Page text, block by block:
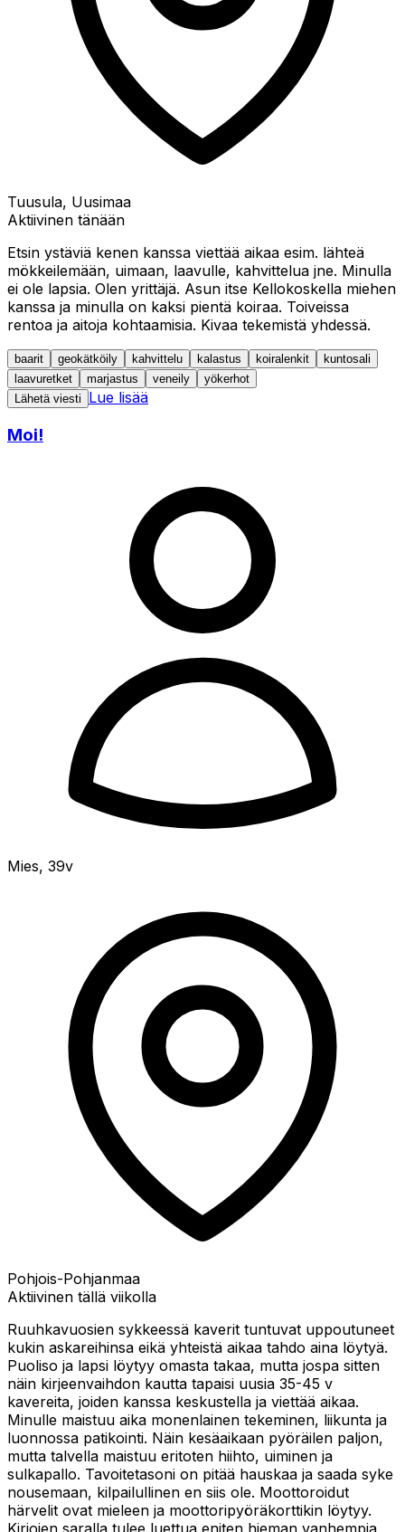
Tuusula, Uusimaa
Aktiivinen tänään
Etsin ystäviä kenen kanssa viettää aikaa esim. lähteä
mökkeilemään, uimaan, laavulle, kahvittelua jne. Minulla
ei ole lapsia. Olen yrittäjä. Asun itse Kellokoskella miehen
kanssa ja minulla on kaksi pientä koiraa. Toiveissa
rentoa ja aitoja kohtaamisia. Kivaa tekemistä yhdessä.
baarit geokätköily kahvittelu kalastus koiralenkit
kuntosali
laavuretket
marjastus veneily
yökerhot
Lähetä viesti
Lue lisää
Moi!
Mies, 39v
Pohjois-Pohjanmaa
Aktiivinen tällä viikolla
Ruuhkavuosien sykkeessä kaverit tuntuvat uppoutuneet
kukin askareihinsa eikä yhteistä aikaa tahdo aina löytyä.
Puoliso ja lapsi löytyy omasta takaa, mutta jospa sitten
näin kirjeenvaihdon kautta tapaisi uusia 35-45 v
kavereita, joiden kanssa keskustella ja viettää aikaa.
Minulle maistuu aika monenlainen tekeminen, liikunta ja
luonnossa patikointi. Näin kesäaikaan pyöräilen paljon,
mutta talvella maistuu eritoten hiihto, uiminen ja
sulkapallo. Tavoitetasoni on pitää hauskaa ja saada syke
nousemaan, kilpailullinen en siis ole. Moottoroidut
härvelit ovat mieleen ja moottoripyöräkorttikin löytyy.